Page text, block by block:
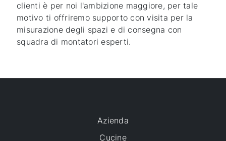
clienti è per noi l'ambizione maggiore, per tale
motivo ti offriremo supporto con visita per la
misurazione degli spazi e di consegna con
squadra di montatori esperti.
Azienda
Cucine